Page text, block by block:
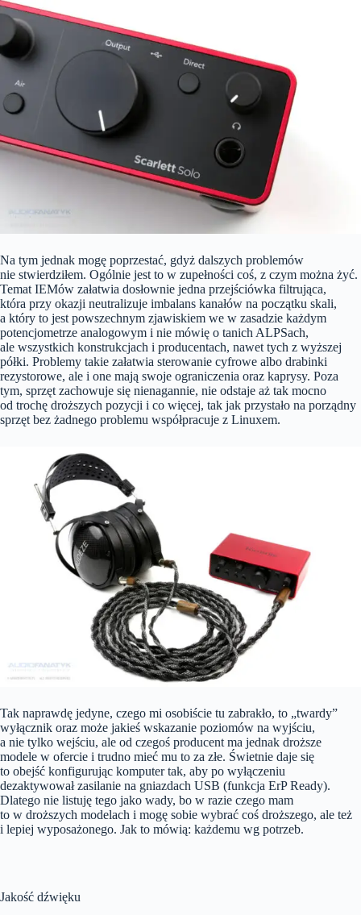
Na tym jednak mogę poprzestać, gdyż dalszych problemów
nie stwierdziłem. Ogólnie jest to w zupełności coś, z czym można żyć.
Temat IEMów załatwia dosłownie jedna przejściówka filtrująca,
która przy okazji neutralizuje imbalans kanałów na początku skali,
a który to jest powszechnym zjawiskiem we w zasadzie każdym
potencjometrze analogowym i nie mówię o tanich ALPSach,
ale wszystkich konstrukcjach i producentach, nawet tych z wyższej
półki. Problemy takie załatwia sterowanie cyfrowe albo drabinki
rezystorowe, ale i one mają swoje ograniczenia oraz kaprysy. Poza
tym, sprzęt zachowuje się nienagannie, nie odstaje aż tak mocno
od trochę droższych pozycji i co więcej, tak jak przystało na porządny
sprzęt bez żadnego problemu współpracuje z Linuxem.
Tak naprawdę jedyne, czego mi osobiście tu zabrakło, to „twardy”
wyłącznik oraz może jakieś wskazanie poziomów na wyjściu,
a nie tylko wejściu, ale od czegoś producent ma jednak droższe
modele w ofercie i trudno mieć mu to za złe. Świetnie daje się
to obejść konfigurując komputer tak, aby po wyłączeniu
dezaktywował zasilanie na gniazdach USB (funkcja ErP Ready).
Dlatego nie listuję tego jako wady, bo w razie czego mam
to w droższych modelach i mogę sobie wybrać coś droższego, ale też
i lepiej wyposażonego. Jak to mówią: każdemu wg potrzeb.
Jakość dźwięku